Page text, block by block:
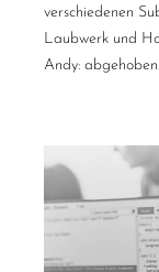
verschiedenen
Laubwerk und
Andy: abgehoben.